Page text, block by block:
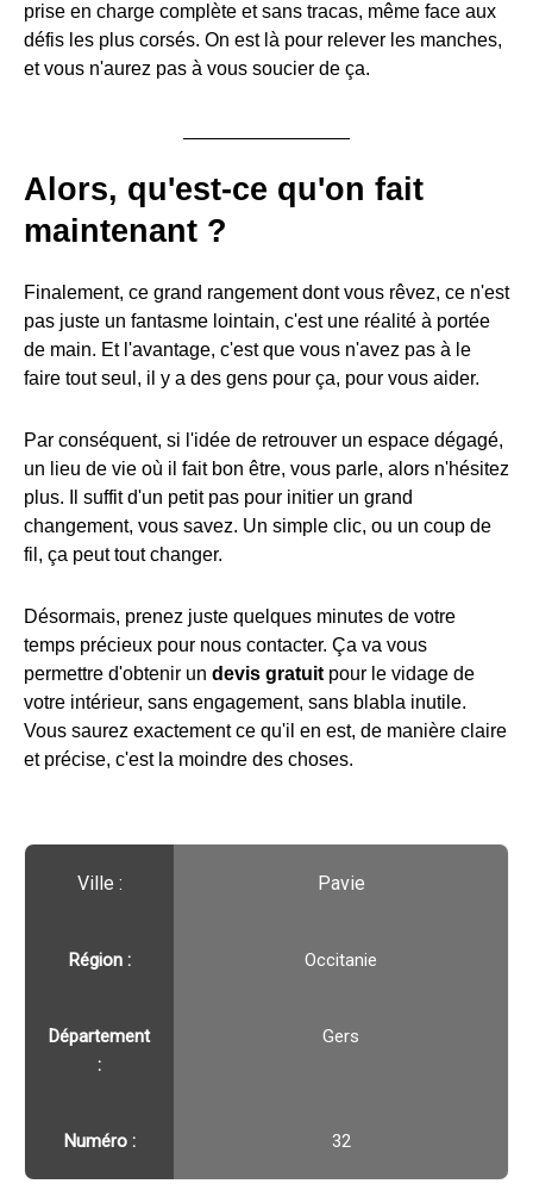
prise en charge complète et sans tracas, même face aux
défis les plus corsés. On est là pour relever les manches,
et vous n'aurez pas à vous soucier de ça.
Alors, qu'est-ce qu'on fait
maintenant ?
Finalement, ce grand rangement dont vous rêvez, ce n'est
pas juste un fantasme lointain, c'est une réalité à portée
de main. Et l'avantage, c'est que vous n'avez pas à le
faire tout seul, il y a des gens pour ça, pour vous aider.
Par conséquent, si l'idée de retrouver un espace dégagé,
un lieu de vie où il fait bon être, vous parle, alors n'hésitez
plus. Il suffit d'un petit pas pour initier un grand
changement, vous savez. Un simple clic, ou un coup de
fil, ça peut tout changer.
Désormais, prenez juste quelques minutes de votre
temps précieux pour nous contacter. Ça va vous
permettre d'obtenir un devis gratuitpour le vidage de
votre intérieur, sans engagement, sans blabla inutile.
Vous saurez exactement ce qu'il en est, de manière claire
et précise, c'est la moindre des choses.
Ville :️ Pavie
Région :️ Occitanie
Département
:
Gers
Numéro : 32